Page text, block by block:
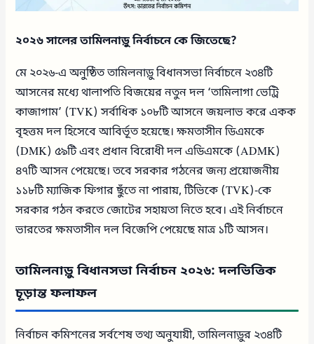
২০২৬ সালের তামিলনাড়ু নির্বাচনে কে জিতেছে?
মে ২০২৬-এ অনুষ্ঠিত তামিলনাড়ু বিধানসভা নির্বাচনে ২৩৪টি
আসনের মধ্যে থালাপতি বিজয়ের নতুন দল ‘তামিলাগা ভেট্রি
কাজাগাম’ (TVK) সর্বাধিক ১০৮টি আসনে জয়লাভ করে একক
বৃহত্তম দল হিসেবে আবির্ভূত হয়েছে। ক্ষমতাসীন ডিএমকে
(DMK) ৫৯টি এবং প্রধান বিরোধী দল এডিএমকে (ADMK)
৪৭টি আসন পেয়েছে। তবে সরকার গঠনের জন্য প্রয়োজনীয়
১১৮টি ম্যাজিক ফিগার ছুঁতে না পারায়, টিভিকে (TVK)-কে
সরকার গঠন করতে জোটের সহায়তা নিতে হবে। এই নির্বাচনে
ভারতের ক্ষমতাসীন দল বিজেপি পেয়েছে মাত্র ১টি আসন।
তামিলনাড়ু বিধানসভা নির্বাচন ২০২৬: দলভিত্তিক
চূড়ান্ত ফলাফল
নির্বাচন কমিশনের সর্বশেষ তথ্য অনুযায়ী, তামিলনাড়ুর ২৩৪টি